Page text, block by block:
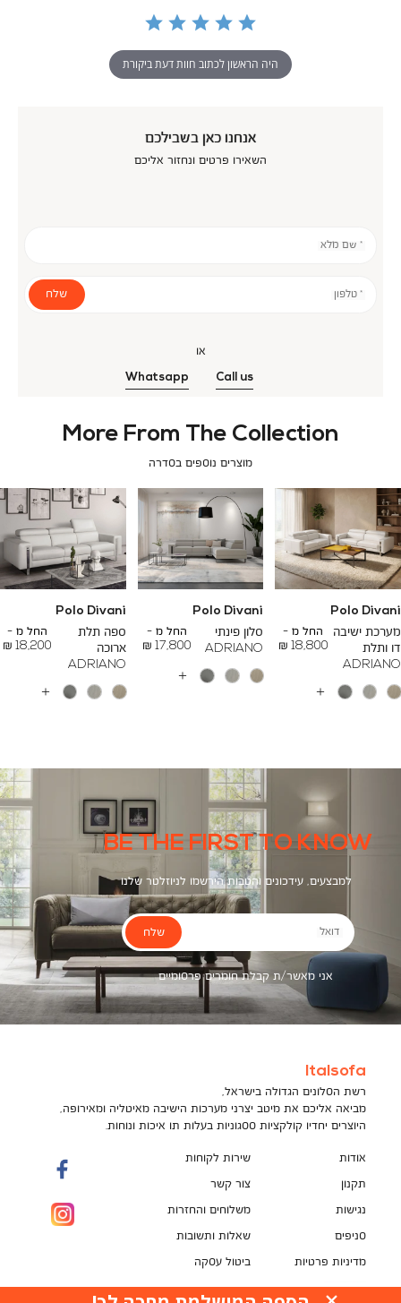
היה הראשון לכתוב חוות דעת ביקורת
אנחנו כאן בשבילכם
השאירו פרטים ונחזור אליכם
* שם מלא
* טלפון שלח
או
Call us
Whatsapp
More From The Collection
מוצרים נוספים בסדרה
Polo Divani
מערכת ישיבה
דו ותלת
ADRIANO
החל מ -
18,800 ₪
To
24,500 ₪
עוד
Polo Divani
סלון פינתי
ADRIANO
החל מ -
17,800 ₪
To
26,700 ₪
עוד
Polo Divani
ספה תלת
ארוכה
ADRIANO
החל מ -
18,200 ₪
To
23,200 ₪
עוד
BE THE FIRST TO KNOW
למבצעים, עידכונים והטבות הירשמו לניוזלטר שלנו
דואל
אני מאשר/ת קבלת חומרים פרסומיים
שלח
Italsofa
רשת הסלונים הגדולה בישראל,
מביאה אליכם את מיטב יצרני מערכות הישיבה מאיטליה ומאירופה,
היוצרים יחדיו קולקציות ססגוניות בעלות תו איכות ונוחות.
אודות
תקנון
נגישות
סניפים
מדיניות פרטיות
שירות לקוחות
צור קשר
משלוחים והחזרות
שאלות ותשובות
ביטול עסקה
תקנון מועדון לקוחות